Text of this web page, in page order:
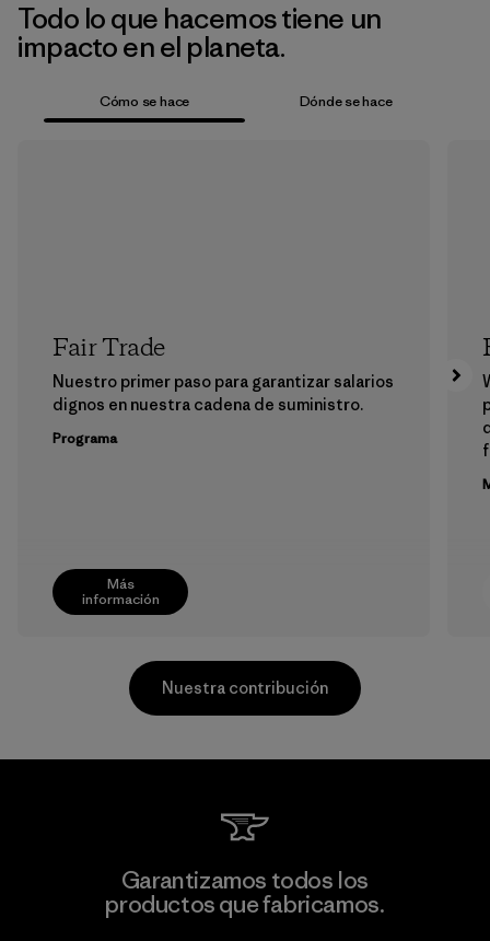
Todo lo que hacemos tiene un
impacto en el planeta.
Cómo se hace Dónde se hace
Más
información
Fair Trade
Nuestro primer paso para garantizar salarios
dignos en nuestra cadena de suministro.
Programa
Supertex S.A.
Factory
Nuestra contribución
Garantizamos todos los
productos que fabricamos.